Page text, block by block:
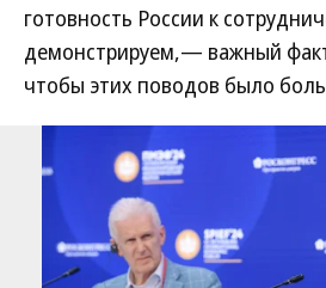
готовность России к
демонстрируем,— важный
чтобы этих поводов было